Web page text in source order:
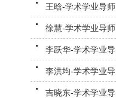
王晗-学术学业导师
徐慧-学术学业导师
李跃华-学术学业
李洪均-学术学业
吉晓东-学术学业